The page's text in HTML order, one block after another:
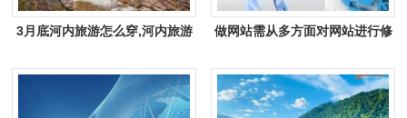
3月底河内旅游怎么穿,河内旅游
做网站需从多方面对网站进行修